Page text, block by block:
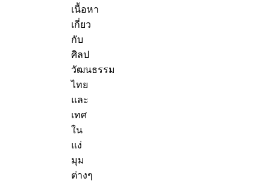
เนื้อหา
เกี่ยว
กับ
ศิลป
วัฒนธรรม
ไทย
และ
เทศ
ใน
แง่
มุม
ต่างๆ